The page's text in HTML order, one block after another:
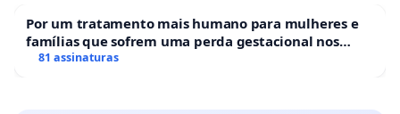
Por um tratamento mais humano para mulheres e
famílias que sofrem uma perda gestacional nos
hospitais portugueses
81 assinaturas